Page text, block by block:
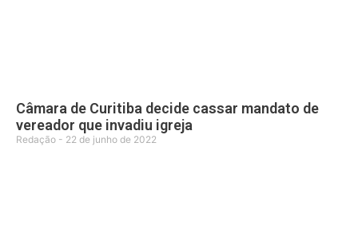
Câmara de Curitiba decide cassar mandato de
vereador que invadiu igreja
Redação 22 de junho de 2022